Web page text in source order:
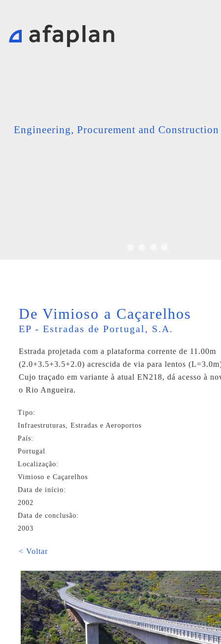
Engineering, Procurement and Construction
De Vimioso a Caçarelhos
EP - Estradas de Portugal, S.A.
Estrada projetada com a plataforma corrente de 11.00m
(2.0+3.5+3.5+2.0) acrescida de via para lentos
Cujo traçado em variante à atual EN218, dá acesso à
o Rio Angueira.
Tipo:
Infraestruturas, Estradas e Aeroportos
País:
Portugal
Localização:
Vimioso e Caçarelhos
Data de início:
2002
Data de conclusão:
2003
< Voltar